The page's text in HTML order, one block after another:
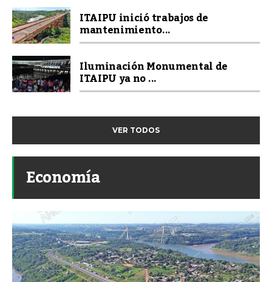
ITAIPU inició trabajos de
mantenimiento...
Iluminación Monumental de
ITAIPU ya no ...
VER TODOS
Economía